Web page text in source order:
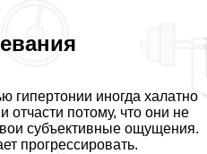
гипертонии иногда халатно
отчасти потому, что они не
субъективные ощущения.
прогрессировать.